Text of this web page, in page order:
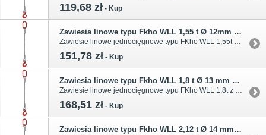
119,68 zł - Kup
Zawiesia linowe typu Fkho WLL 1,55 t Ø 12mm z hakiem
151,78 zł - Kup
Zawiesia linowe typu Fkho WLL 1,8 t Ø 13 mm z hakiem
168,51 zł - Kup
Zawiesia linowe typu Fkho WLL 2,12 t Ø 14 mm z hakiem